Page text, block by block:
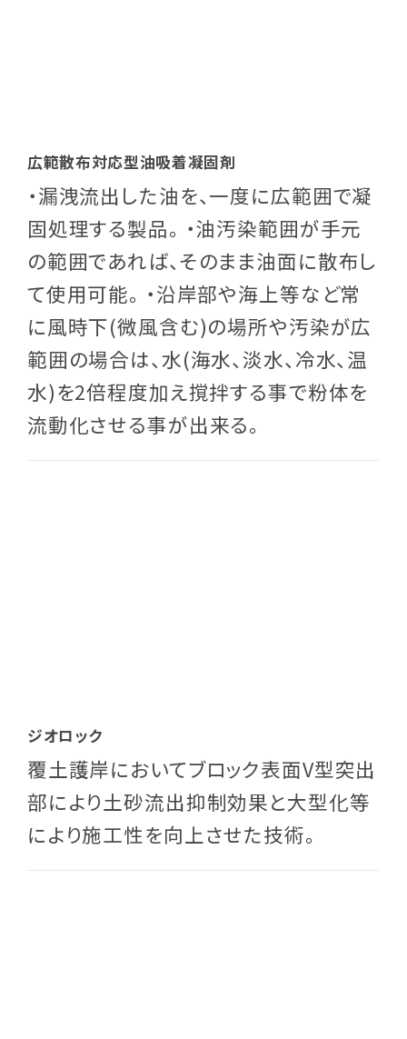
広範散布対応型油吸着凝固剤
・漏洩流出した油を、一度に広範囲で凝
固処理する製品。 ・油汚染範囲が手元
の範囲であれば、そのまま油面に散布し
て使用可能。 ・沿岸部や海上等など常
に風時下(微風含む)の場所や汚染が広
範囲の場合は、水(海水、淡水、冷水、温
水)を2倍程度加え撹拌する事で粉体を
流動化させる事が出来る。
ジオロック
覆土護岸においてブロック表面V型突出
部により土砂流出抑制効果と大型化等
により施工性を向上させた技術。